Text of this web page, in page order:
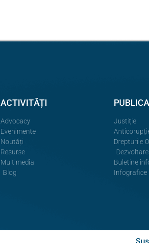
ACTIVITĂȚI
Advocacy
Evenimente
Noutăți
Resurse
Multimedia
Blog
Justiție
Drepturile
Buletine
Infografice